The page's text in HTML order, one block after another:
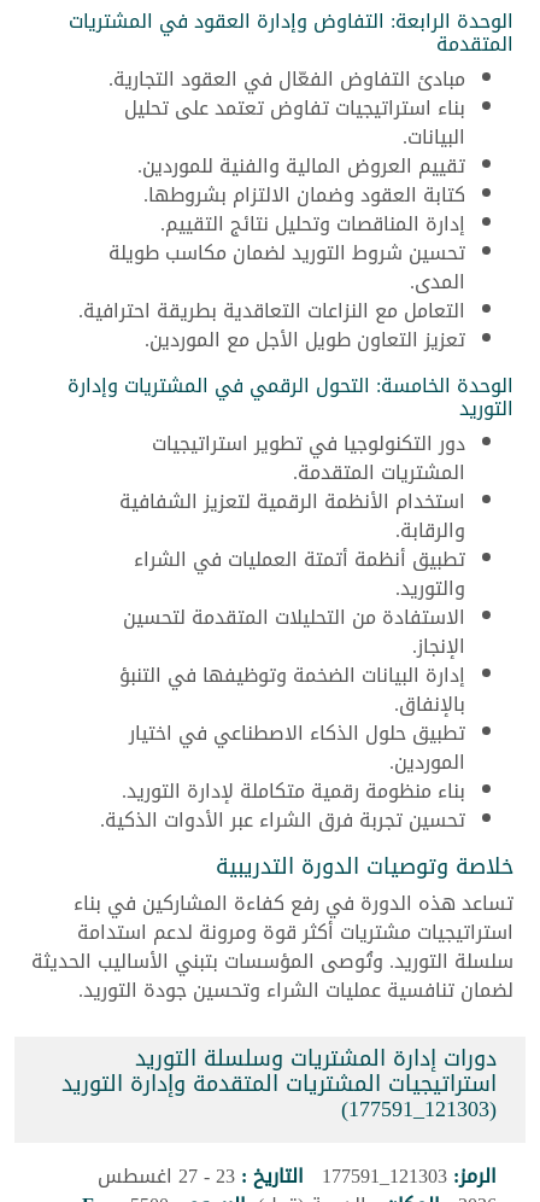
الوحدة الرابعة: التفاوض وإدارة العقود في المشتريات
المتقدمة
مبادئ التفاوض الفعّال في العقود التجارية.
بناء استراتيجيات تفاوض تعتمد على تحليل
البيانات.
تقييم العروض المالية والفنية للموردين.
كتابة العقود وضمان الالتزام بشروطها.
إدارة المناقصات وتحليل نتائج التقييم.
تحسين شروط التوريد لضمان مكاسب طويلة
المدى.
التعامل مع النزاعات التعاقدية بطريقة احترافية.
تعزيز التعاون طويل الأجل مع الموردين.
الوحدة الخامسة: التحول الرقمي في المشتريات وإدارة
التوريد
دور التكنولوجيا في تطوير استراتيجيات
المشتريات المتقدمة.
استخدام الأنظمة الرقمية لتعزيز الشفافية
والرقابة.
تطبيق أنظمة أتمتة العمليات في الشراء
والتوريد.
الاستفادة من التحليلات المتقدمة لتحسين
الإنجاز.
إدارة البيانات الضخمة وتوظيفها في التنبؤ
بالإنفاق.
تطبيق حلول الذكاء الاصطناعي في اختيار
الموردين.
بناء منظومة رقمية متكاملة لإدارة التوريد.
تحسين تجربة فرق الشراء عبر الأدوات الذكية.
خلاصة وتوصيات الدورة التدريبية
تساعد هذه الدورة في رفع كفاءة المشاركين في بناء
استراتيجيات مشتريات أكثر قوة ومرونة لدعم استدامة
سلسلة التوريد. وتُوصى المؤسسات بتبني الأساليب الحديثة
لضمان تنافسية عمليات الشراء وتحسين جودة التوريد.
دورات إدارة المشتريات وسلسلة التوريد
استراتيجيات المشتريات المتقدمة وإدارة التوريد
(121303_177591)
الرمز:121303_177591 التاريخ : 23 - 27 اغسطس